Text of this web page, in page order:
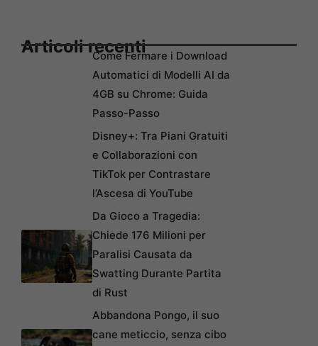
Articoli recentiCome Fermare i Download
Automatici di Modelli AI da
4GB su Chrome: Guida
Passo-Passo
Disney+: Tra Piani Gratuiti
e Collaborazioni con
TikTok per Contrastare
l’Ascesa di YouTube
Da Gioco a Tragedia:
Chiede 176 Milioni per
Paralisi Causata da
Swatting Durante Partita
di Rust
Abbandona Pongo, il suo
cane meticcio, senza cibo